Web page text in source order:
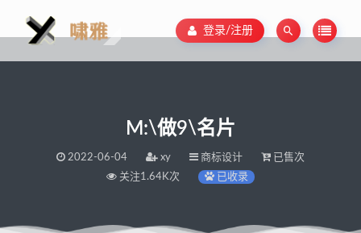
登录/注册
M:\做9\名片
2022-06-04 xy 商标设计
已售次
关注1.64K次
已收录